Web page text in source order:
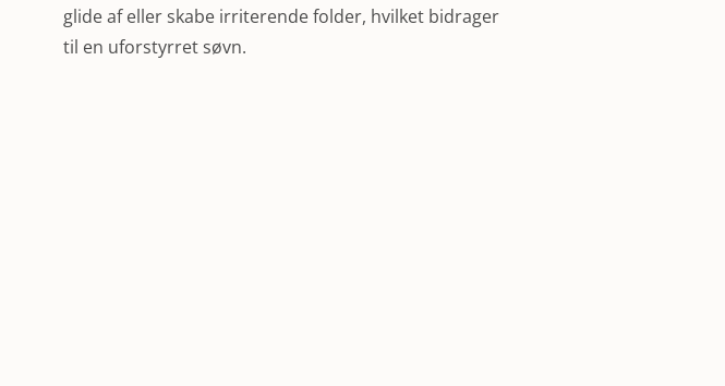
glide af eller skabe irriterende folder, hvilket bidrager
til en uforstyrret søvn.